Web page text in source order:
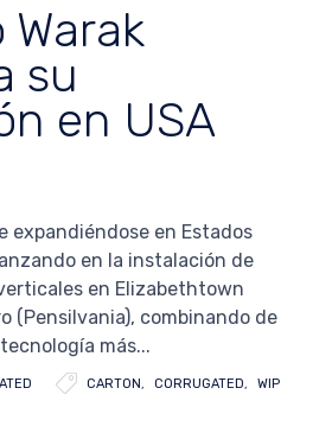
Warak
su
en USA
expandiéndose en Estados
en la instalación de
en Elizabethtown
(Pensilvania), combinando de
más...
 Tags
CARTON, CORRUGATED, WIP